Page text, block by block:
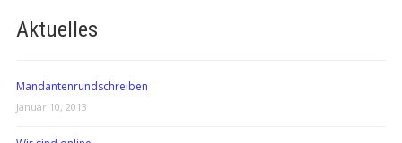
Aktuelles
Mandantenrundschreiben
Januar 10, 2013